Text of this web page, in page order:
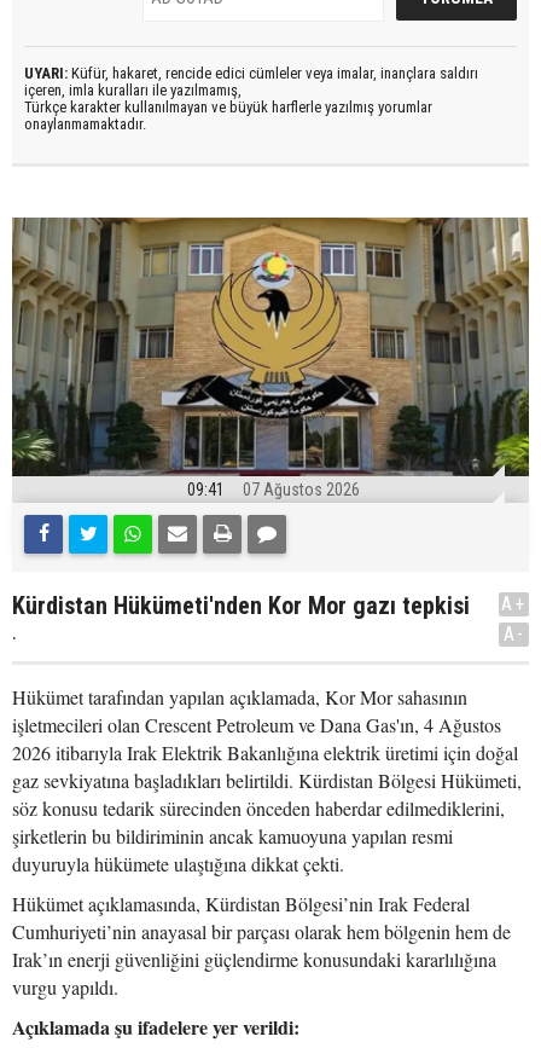
UYARI: Küfür, hakaret, rencide edici cümleler veya imalar, inançlara saldırı
içeren, imla kuralları ile yazılmamış,
Türkçe karakter kullanılmayan ve büyük harflerle yazılmış yorumlar
onaylanmamaktadır.
09:41 07 Ağustos 2026
Kürdistan Hükümeti'nden Kor Mor gazı tepkisi
.
A+
A-
Hükümet tarafından yapılan açıklamada, Kor Mor sahasının
işletmecileri olan Crescent Petroleum ve Dana Gas'ın, 4 Ağustos
2026 itibarıyla Irak Elektrik Bakanlığına elektrik üretimi için doğal
gaz sevkiyatına başladıkları belirtildi. Kürdistan Bölgesi Hükümeti,
söz konusu tedarik sürecinden önceden haberdar edilmediklerini,
şirketlerin bu bildiriminin ancak kamuoyuna yapılan resmi
duyuruyla hükümete ulaştığına dikkat çekti.
Hükümet açıklamasında, Kürdistan Bölgesi’nin Irak Federal
Cumhuriyeti’nin anayasal bir parçası olarak hem bölgenin hem de
Irak’ın enerji güvenliğini güçlendirme konusundaki kararlılığına
vurgu yapıldı.
Açıklamada şu ifadelere yer verildi: